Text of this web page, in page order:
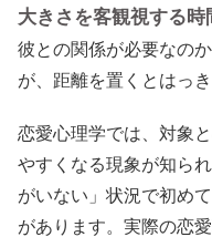
大きさを客観視する時
彼との関係が必要なの
が、距離を置くとはっ
恋愛心理学では、対象
やすくなる現象が知ら
がいない」状況で初め
があります。実際の恋